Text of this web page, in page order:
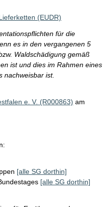
(EUDR)
für die
es in den vergangenen 5
Waldschädigung gemäß
ist und dies im Rahmen eines
nachweisbar ist.
e. V. (R000863) am
[alle SG dorthin]
[alle SG dorthin]